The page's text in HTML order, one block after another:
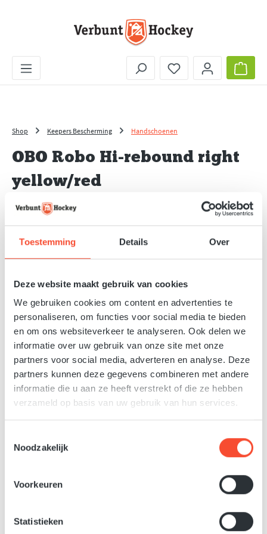
Toestemming Details Over
Deze website maakt gebruik van cookies
We gebruiken cookies om content en advertenties te
personaliseren, om functies voor social media te bieden
en om ons websiteverkeer te analyseren. Ook delen we
informatie over uw gebruik van onze site met onze
partners voor social media, adverteren en analyse. Deze
partners kunnen deze gegevens combineren met andere
informatie die u aan ze heeft verstrekt of die ze hebben
verzameld op basis van uw gebruik van hun services.
Noodzakelijk
Voorkeuren
Statistieken
Je hebt 0 items op
Shop Keepers Bescherming Handschoenen
OBO Robo Hi-rebound right
yellow/red
Normale prijs:
€ 181,00
Producthoeveelheid: Voer de gewenste